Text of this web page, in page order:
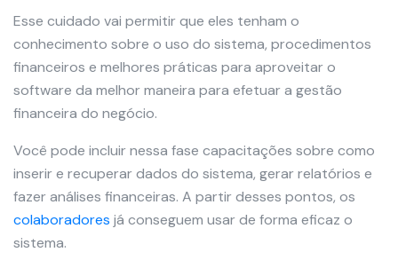
Esse cuidado vai permitir que eles tenham o
conhecimento sobre o uso do sistema, procedimentos
financeiros e melhores práticas para aproveitar o
software da melhor maneira para efetuar a gestão
financeira do negócio.
Você pode incluir nessa fase capacitações sobre como
inserir e recuperar dados do sistema, gerar relatórios e
fazer análises financeiras. A partir desses pontos, os
colaboradores já conseguem usar de forma eficaz o
sistema.